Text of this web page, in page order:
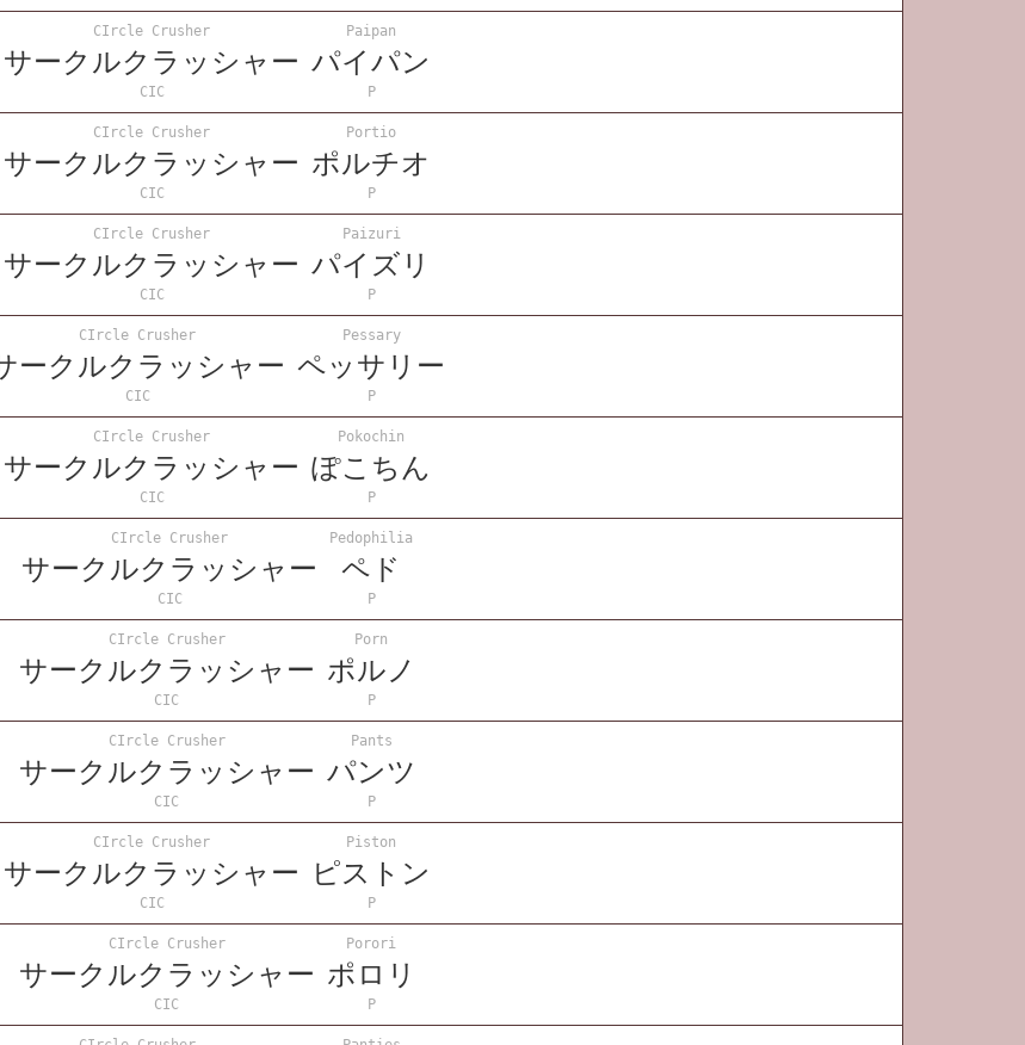
CIrcle Crusher Paipan
サークルクラッシャー パイパン
CIC P
CIrcle Crusher Portio
サークルクラッシャー ポルチオ
CIC P
CIrcle Crusher Paizuri
サークルクラッシャー パイズリ
CIC P
CIrcle Crusher Pessary
ークルクラッシャー ペッサリー
CIC P
CIrcle Crusher Pokochin
サークルクラッシャー ぽこちん
CIC P
CIrcle Crusher Pedophilia
サークルクラッシャー ペド
CIC P
CIrcle Crusher Porn
サークルクラッシャー ポルノ
CIC P
CIrcle Crusher Pants
サークルクラッシャー パンツ
CIC P
CIrcle Crusher Piston
サークルクラッシャー ピストン
CIC P
CIrcle Crusher Porori
サークルクラッシャー ポロリ
CIC P